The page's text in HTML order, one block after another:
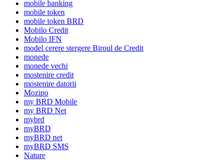
mobile banking
mobile token
mobile token BRD
Mobilo Credit
Mobilo IFN
model cerere stergere Biroul de Credit
monede
monede vechi
mostenire credit
mostenire datorii
Mozipo
my BRD Mobile
my BRD Net
mybrd
myBRD
myBRD net
myBRD SMS
Nature